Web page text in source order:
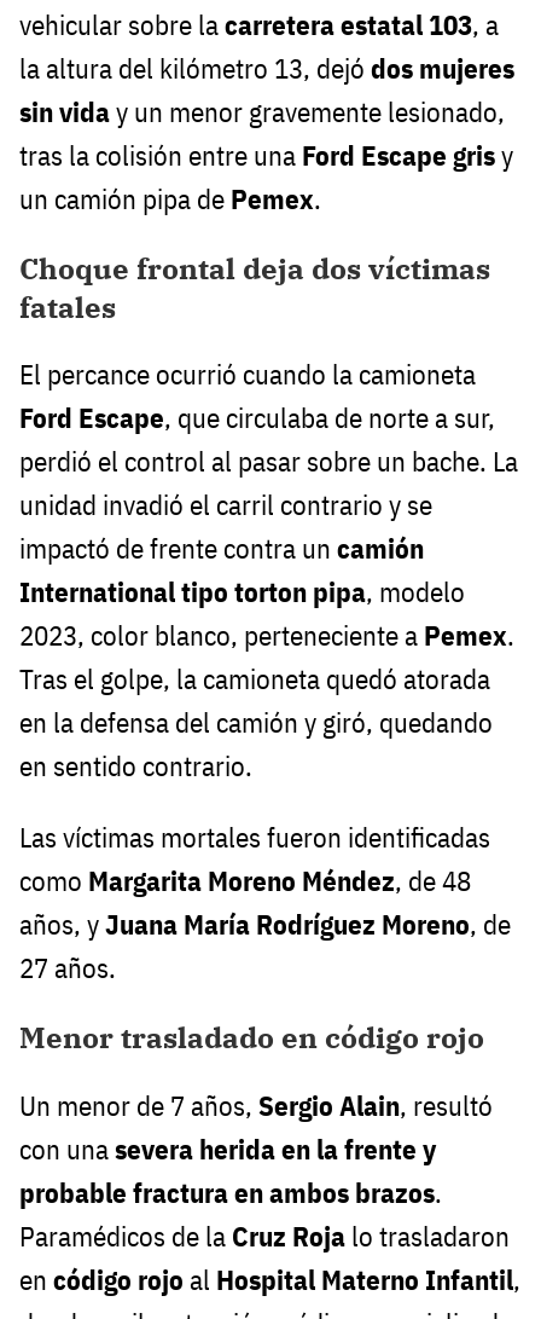
vehicular sobre lacarretera estatal 103, a
la altura del kilómetro 13, dejó dos mujeres
sin viday un menor gravemente lesionado,
tras la colisión entre una Ford Escape grisy
un camión pipa de Pemex.
Choque frontal deja dos víctimas
fatales
El percance ocurrió cuando la camioneta
Ford Escape, que circulaba de norte a sur,
perdió el control al pasar sobre un bache. La
unidad invadió el carril contrario y se
impactó de frente contra un camión
International tipo torton pipa, modelo
2023, color blanco, perteneciente a Pemex.
Tras el golpe, la camioneta quedó atorada
en la defensa del camión y giró, quedando
en sentido contrario.
Las víctimas mortales fueron identificadas
como Margarita Moreno Méndez, de 48
años, yJuana María Rodríguez Moreno, de
27 años.
Menor trasladado en código rojo
Un menor de 7 años, Sergio Alain, resultó
con unasevera herida en la frente y
probable fractura en ambos brazos.
Paramédicos de la Cruz Roja lo trasladaron
en código rojo al Hospital Materno Infantil,